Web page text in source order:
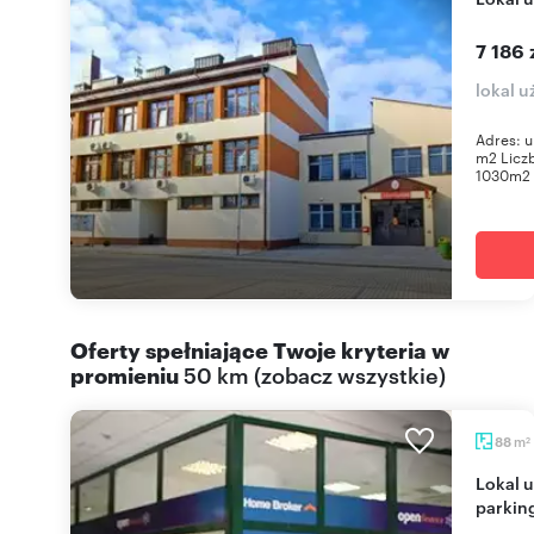
7 186
lokal
Adres:
m2
Oferty spełniające Twoje kryteria w
promieniu50 km (zobacz wszystkie)
88 m2
Lokal usługowy 88m² z monitoringiem i